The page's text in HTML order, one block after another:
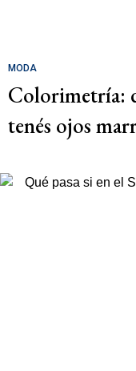
MODA
Colorimetría:
tenés ojos